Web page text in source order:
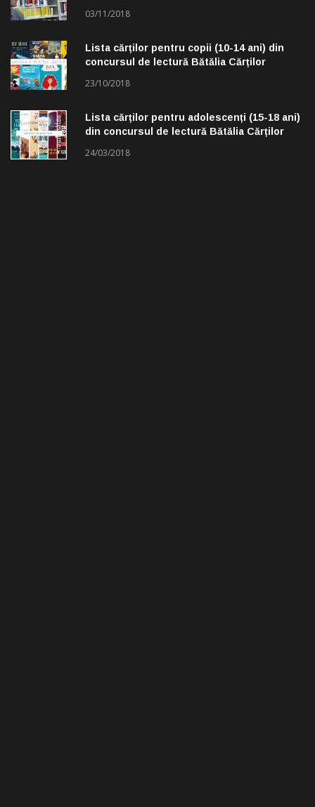
03/11/2018
Lista cărților pentru copii (10-14 ani) din
concursul de lectură Bătălia Cărților
23/10/2018
Lista cărților pentru adolescenți (15-18 ani)
din concursul de lectură Bătălia Cărților
24/03/2018